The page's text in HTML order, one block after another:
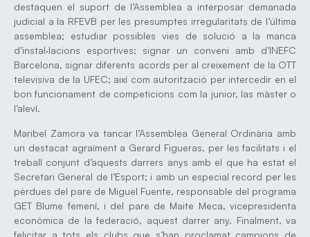
destaquen el suport de l’Assemblea a interposar demanada
judicial a la RFEVB per les presumptes irregularitats de l’última
assemblea; estudiar possibles vies de solució a la manca
d’instal·lacions esportives; signar un conveni amb d’INEFC
Barcelona, signar diferents acords per al creixement de la OTT
televisiva de la UFEC; així com autorització per intercedir en el
bon funcionament de competicions com la junior, las màster o
l’aleví.
Maribel Zamora va tancar l’Assemblea General Ordinària amb
un destacat agraïment a Gerard Figueras, per les facilitats i el
treball conjunt d’aquests darrers anys amb el que ha estat el
Secretari General de l’Esport; i amb un especial record per les
pèrdues del pare de Miguel Fuente, responsable del programa
GET Blume femení, i del pare de Maite Meca, vicepresidenta
econòmica de la federació, aquest darrer any. Finalment, va
felicitar a tots els clubs que s’han proclamat campions de